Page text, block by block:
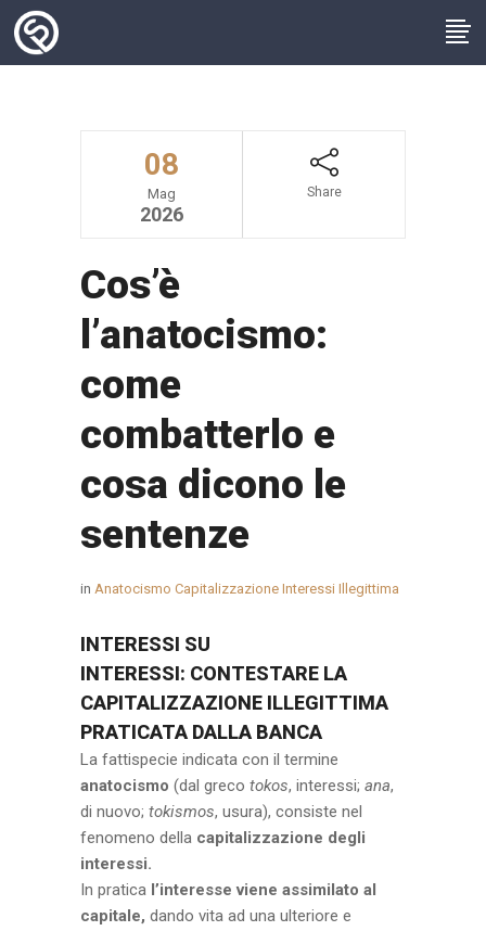
08
Mag
2026
Share
Cos’è
l’anatocismo:
come
combatterlo e
cosa dicono le
sentenze
in Anatocismo Capitalizzazione Interessi Illegittima
INTERESSI SU
INTERESSI: CONTESTARE LA
CAPITALIZZAZIONE ILLEGITTIMA
PRATICATA DALLA BANCA
La fattispecie indicata con il termine
anatocismo (dal greco tokos, interessi; ana,
di nuovo; tokismos, usura), consiste nel
fenomeno della capitalizzazione degli
interessi.
In pratica l’interesse viene assimilato al
capitale, dando vita ad una ulteriore e